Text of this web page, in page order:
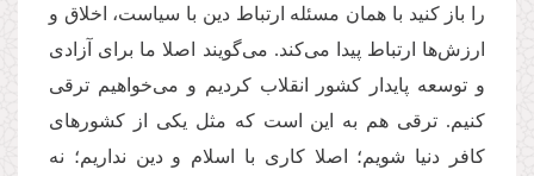
را باز کنید با همان مسئله ارتباط دین با سیاست، اخلاق و
ارزش‌ها ارتباط پیدا می‌کند. می‌گویند اصلا ما برای آزادی
و توسعه پایدار کشور انقلاب کردیم و می‌خواهیم ترقی
کنیم. ترقی هم به این است که مثل یکی از کشورهای
کافر دنیا شویم؛ اصلا کاری با اسلام و دین نداریم؛ نه